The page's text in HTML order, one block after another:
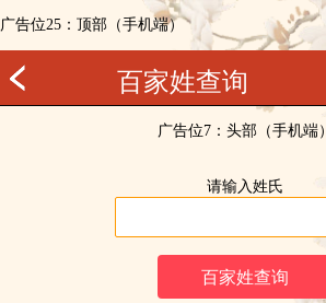
广告位25：顶部（手机端）
百家姓查询
广告位7：头部（手机端）
请输入姓氏